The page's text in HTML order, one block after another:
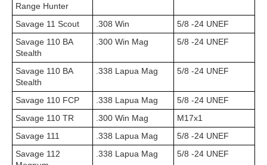
Range Hunter
Savage 11 Scout .308 Win
5/8 -24 UNEF
Savage 110 BA
Stealth
.300 Win Mag 5/8 -24 UNEF
Savage 110 BA
Stealth
.338 Lapua Mag 5/8 -24 UNEF
Savage 110 FCP .338 Lapua Mag
5/8 -24 UNEF
Savage 110 TR
.300 Win Mag
M17x1
Savage 111
.338 Lapua Mag
5/8 -24 UNEF
Savage 112
.338 Lapua Mag 5/8 -24 UNEF